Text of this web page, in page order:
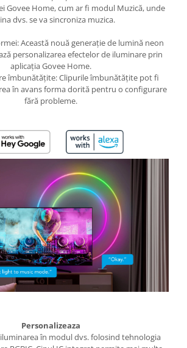
Govee Home, cum ar fi modul Muzică, unde
dvs. se va sincroniza muzica.
Această nouă generație de lumină neon
personalizarea efectelor de iluminare prin
aplicația Govee Home.
îmbunătățite: Clipurile îmbunătățite pot fi
în avans forma dorită pentru o configurare
fără probleme.
Personalizeaza
în modul dvs. folosind tehnologia